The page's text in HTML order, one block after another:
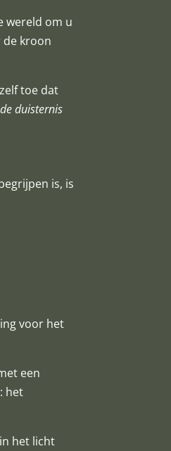
wereld om u
de kroon
toe dat
duisternis
is, is
voor het
een
het
het licht